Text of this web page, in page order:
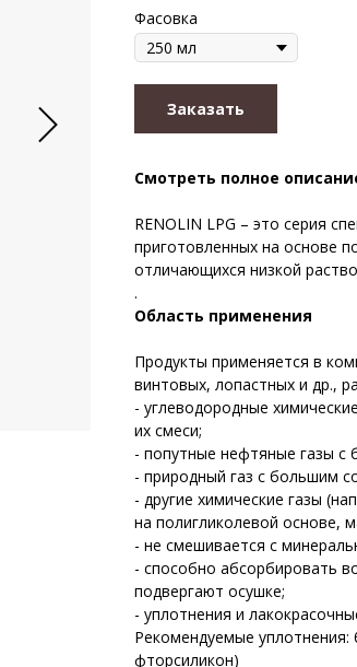
Фасовка
Заказать
Смотреть полное
RENOLIN LPG – это серия
приготовленных на основе
отличающихся низкой
.
Область применения
Продукты применяется в
винтовых, лопастных и др.,
- углеводородные
их смеси;
- попутные нефтяные газы
- природный газ с большим
- другие химические газы
на полигликолевой основе,
- не смешивается с
- способно абсорбировать
подвергают осушке;
- уплотнения и
Рекомендуемые уплотнения:
фторсиликон)